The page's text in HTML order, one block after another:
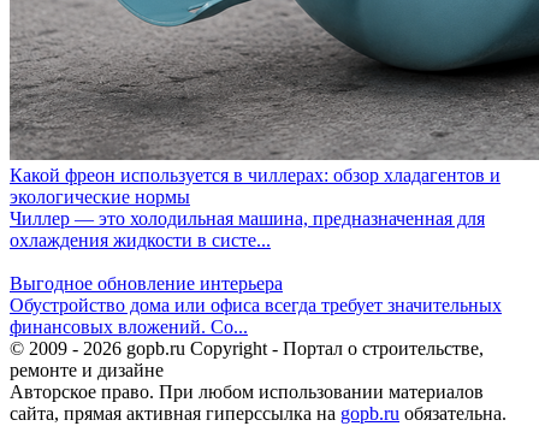
Какой фреон используется в чиллерах: обзор хладагентов и
экологические нормы
Чиллер — это холодильная машина, предназначенная для
охлаждения жидкости в систе...
Выгодное обновление интерьера
Обустройство дома или офиса всегда требует значительных
финансовых вложений. Со...
© 2009 - 2026 gopb.ru Copyright - Портал о строительстве,
ремонте и дизайне
Авторское право. При любом использовании материалов
сайта, прямая активная гиперссылка на gopb.ru обязательна.